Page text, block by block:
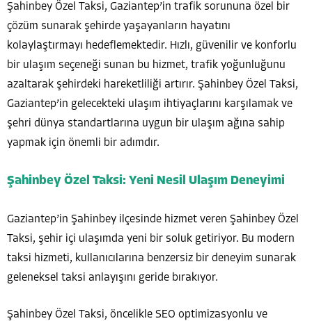
Şahinbey Özel Taksi, Gaziantep’in trafik sorununa özel bir
çözüm sunarak şehirde yaşayanların hayatını
kolaylaştırmayı hedeflemektedir. Hızlı, güvenilir ve konforlu
bir ulaşım seçeneği sunan bu hizmet, trafik yoğunluğunu
azaltarak şehirdeki hareketliliği artırır. Şahinbey Özel Taksi,
Gaziantep’in gelecekteki ulaşım ihtiyaçlarını karşılamak ve
şehri dünya standartlarına uygun bir ulaşım ağına sahip
yapmak için önemli bir adımdır.
Şahinbey Özel Taksi: Yeni Nesil Ulaşım Deneyimi
Gaziantep’in Şahinbey ilçesinde hizmet veren Şahinbey Özel
Taksi, şehir içi ulaşımda yeni bir soluk getiriyor. Bu modern
taksi hizmeti, kullanıcılarına benzersiz bir deneyim sunarak
geleneksel taksi anlayışını geride bırakıyor.
Şahinbey Özel Taksi, öncelikle SEO optimizasyonlu ve